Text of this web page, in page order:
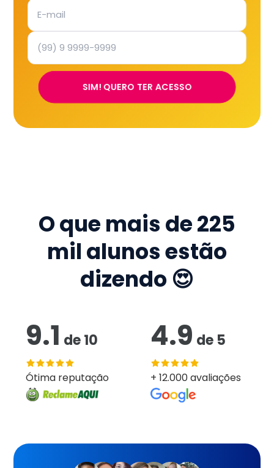
SIM! QUERO TER ACESSO
O que mais de225
mil alunos estão
dizendo 😍
9.1 de10
Ótima reputação
4.9 de 5
+ 12.000 avaliações